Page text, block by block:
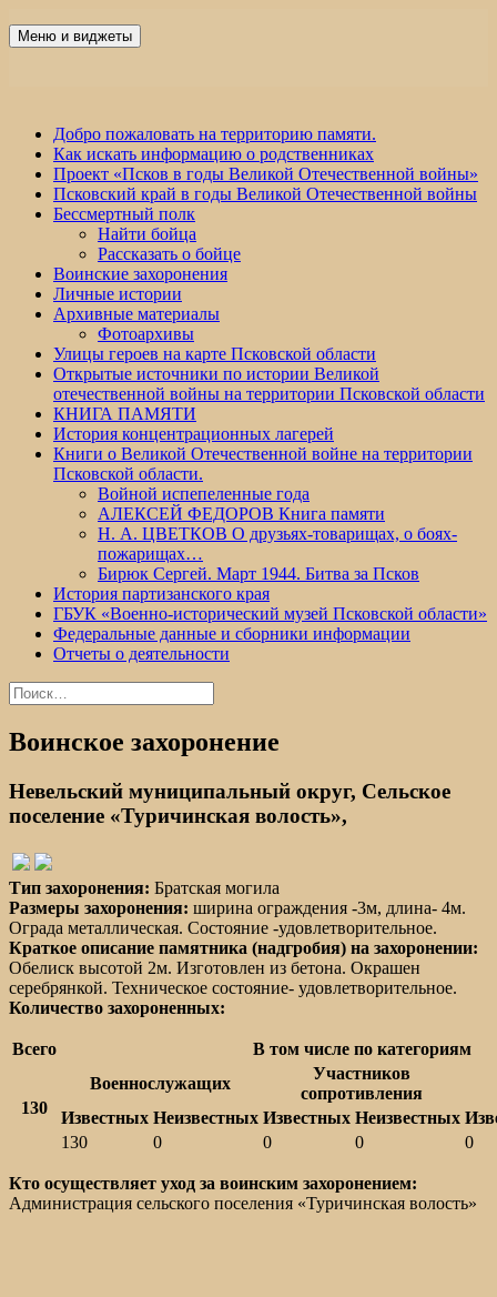
Победа 60
Меню и виджеты
Добро пожаловать на территорию памяти.
Как искать информацию о родственниках
Проект «Псков в годы Великой Отечественной войны»
Псковский край в годы Великой Отечественной войны
Бессмертный полк
Найти бойца
Рассказать о бойце
Воинские захоронения
Личные истории
Архивные материалы
Фотоархивы
Улицы героев на карте Псковской области
Открытые источники по истории Великой
отечественной войны на территории Псковской области
КНИГА ПАМЯТИ
История концентрационных лагерей
Книги о Великой Отечественной войне на территории
Псковской области.
Войной испепеленные года
АЛЕКСЕЙ ФЕДОРОВ Книга памяти
Н. А. ЦВЕТКОВ О друзьях-товарищах, о боях-
пожарищах…
Бирюк Сергей. Март 1944. Битва за Псков
История партизанского края
ГБУК «Военно-исторический музей Псковской области»
Федеральные данные и сборники информации
Отчеты о деятельности
Найти:
Воинское захоронение
Невельский муниципальный округ, Сельское
поселение «Туричинская волость»,
Тип захоронения: Братская могила
Размеры захоронения: ширина ограждения -3м, длина- 4м.
Ограда металлическая. Состояние -удовлетворительное.
Краткое описание памятника (надгробия) на захоронении:
Обелиск высотой 2м. Изготовлен из бетона. Окрашен
серебрянкой. Техническое состояние- удовлетворительное.
Количество захороненных:
Всего В том числе по категориям
130
Военнослужащих
Участников
сопротивления
Известных Неизвестных Известных Неизвестных
130
0 0 0 0
Кто осуществляет уход за воинским захоронением:
Администрация сельского поселения «Туричинская волость»